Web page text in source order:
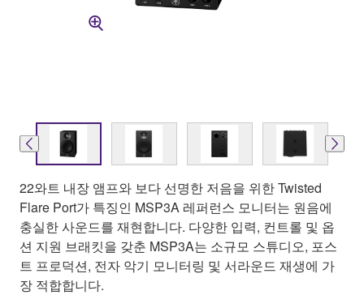
22와트 내장 앰프와 보다 선명한 저음을 위한 Twisted
Flare Port가 특징인 MSP3A 레퍼런스 모니터는 원음에
충실한 사운드를 재현합니다. 다양한 입력, 컨트롤 및 옵
션 지원 브래킷을 갖춘 MSP3A는 소규모 스튜디오, 포스
트 프로덕션, 전자 악기 모니터링 및 서라운드 재생에 가
장 적합합니다.